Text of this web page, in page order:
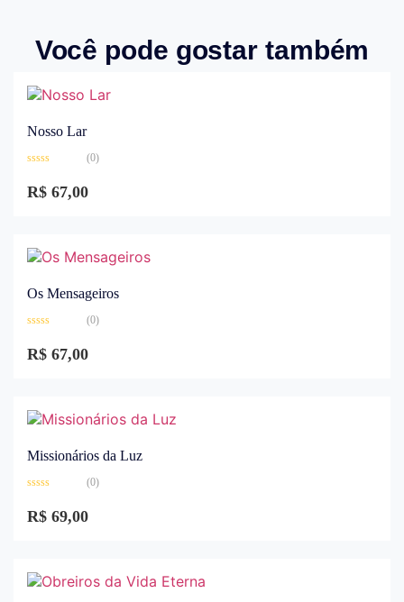
Você pode gostar também
Nosso Lar
0
de
(0)
R$ 67,00
Os Mensageiros
0
de
(0)
R$ 67,00
Missionários da Luz
0
de
(0)
R$ 69,00